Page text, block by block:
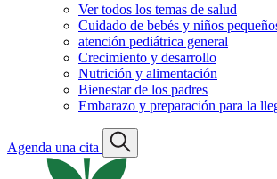
Ver todos los temas de salud
Cuidado de bebés y niños
atención pediátrica general
Crecimiento y desarrollo
Nutrición y alimentación
Bienestar de los padres
Embarazo y preparación para la
Agenda una cita